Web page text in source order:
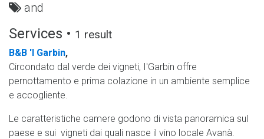
and
Services • 1 result
B&B 'l Garbin,
Circondato dal verde dei vigneti, I'Garbin offre
pernottamento e prima colazione in un ambiente semplice
e accogliente.
Le caratteristiche camere godono di vista panoramica sul
paese e sui vigneti dai quali nasce il vino locale Avanà.